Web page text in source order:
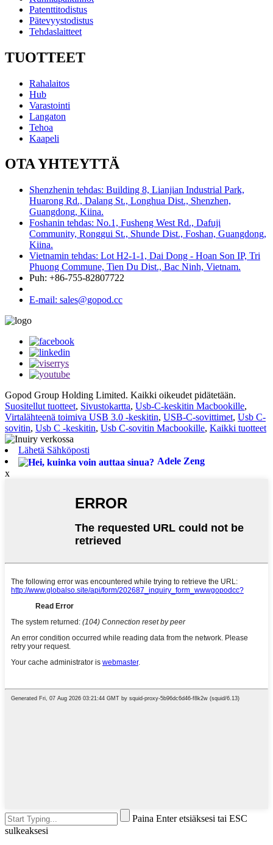
Patenttitodistus
Pätevyystodistus
Tehdaslaitteet
TUOTTEET
Rahalaitos
Hub
Varastointi
Langaton
Tehoa
Kaapeli
OTA YHTEYTTÄ
Shenzhenin tehdas: Building 8, Lianjian Industrial Park,
Huarong Rd., Dalang St., Longhua Dist., Shenzhen,
Guangdong, Kiina.
Foshanin tehdas: No.1, Fusheng West Rd., Dafuji
Community, Ronggui St., Shunde Dist., Foshan, Guangdong,
Kiina.
Vietnamin tehdas: Lot H2-1-1, Dai Dong - Hoan Son IP, Tri
Phuong Commune, Tien Du Dist., Bac Ninh, Vietnam.
Puh: +86-755-82807722
E-mail: sales@gopod.cc
Gopod Group Holding Limited. Kaikki oikeudet pidätetään.
Suositellut tuotteet, Sivustokartta, Usb-C-keskitin Macbookille,
Virtalähteenä toimiva USB 3.0 -keskitin, USB-C-sovittimet, Usb C-
sovitin, Usb C -keskitin, Usb C-sovitin Macbookille, Kaikki tuotteet
Lähetä Sähköposti
Adele Zeng
x
Paina Enter etsiäksesi tai ESC
sulkeaksesi